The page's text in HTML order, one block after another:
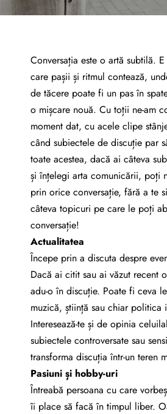
Conversația este o artă subtilă.
care pașii și ritmul contează,
de tăcere poate fi un pas în
o mișcare nouă. Cu toții ne-am
moment dat, cu acele clipe
când subiectele de discuție par
toate acestea, dacă ai câteva
și înțelegi arta comunicării, poți
prin orice conversație, fără a te
câteva topicuri pe care le poți
conversație!
Actualitatea
Începe prin a discuta despre
Dacă ai citit sau ai văzut recent
adu-o în discuție. Poate fi ceva
muzică, știință sau chiar politica
Interesează-te și de opinia
subiectele controversate sau
transforma discuția într-un teren
Pasiuni și hobby-uri
Întreabă persoana cu care
îi place să facă în timpul liber.